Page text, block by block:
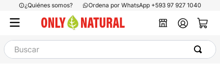
¿Quiénes somos? Ordena por WhatsApp +593 97 927 1040
Buscar